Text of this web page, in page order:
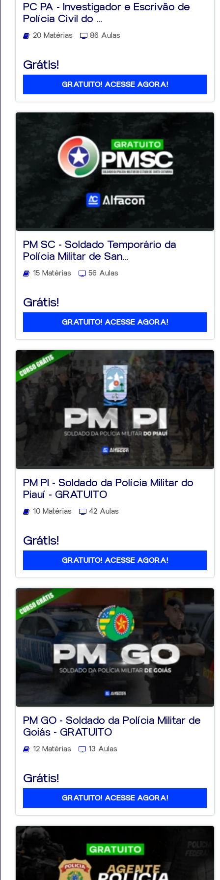
Notícias
Aulas
AO
PC PA - Investigador e Escrivão de
Polícia Civil do ...
20 Matérias 86 Aulas
Grátis!
GRATUITO! ACESSE AGORA!
PM SC - Soldado Temporário da
Polícia Militar de San...
15 Matérias 56 Aulas
Grátis!
GRATUITO! ACESSE AGORA!
PM PI - Soldado da Polícia Militar do
Piauí - GRATUITO
10 Matérias 42 Aulas
Grátis!
GRATUITO! ACESSE AGORA!
PM GO - Soldado da Polícia Militar de
Goiás - GRATUITO
12 Matérias 13 Aulas
Grátis!
GRATUITO! ACESSE AGORA!